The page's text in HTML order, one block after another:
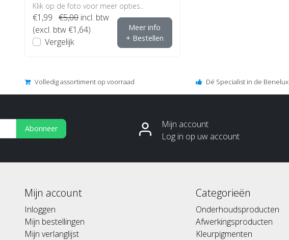
Klik op de foto voor meer opties..
€1,99 €5,00 incl. btw
(excl. btw €1,64)
Vergelijk
Meer info
+ Bestellen
Volledig assortiment op voorraad Dé Specialist in de Benelux
Abonneer
Mijn account
Log in op uw account
Mijn account
Inloggen
Mijn bestellingen
Mijn verlanglijst
Categorieën
Onderhoudsproducten
Afwerkingsproducten
Kleurpigmenten